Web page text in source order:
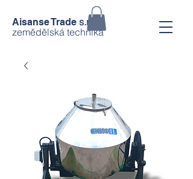
Aisanse Trade s.r.o.
zemědělská technika